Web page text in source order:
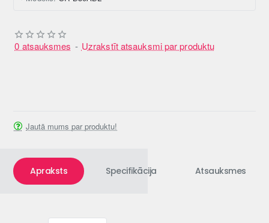
0 atsauksmes - Uzrakstīt atsauksmi par produktu
Jautā mums par produktu!
Apraksts Specifikācija Atsauksmes